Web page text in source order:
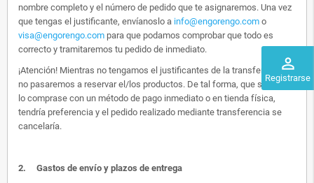
perm_identity
Registrarse
nombre completo y el número de pedido que te asignaremos. Una vez
que tengas el justificante, envíanoslo a info@engorengo.com o
visa@engorengo.com para que podamos comprobar que todo es
correcto y tramitaremos tu pedido de inmediato.
¡Atención! Mientras no tengamos el justificantes de la transferencia,
no pasaremos a reservar el/los productos. De tal forma, que si alguien
lo comprase con un método de pago inmediato o en tienda física,
tendría preferencia y el pedido realizado mediante transferencia se
cancelaría.
2. Gastos de envío y plazos de entrega